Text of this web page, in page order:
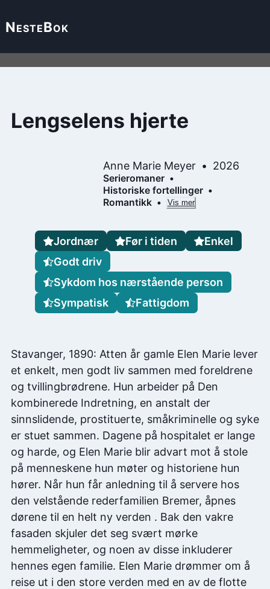
NesteBok
Lengselens hjerte
Anne Marie Meyer 2026
Serieromaner
Historiske fortellinger
Romantikk
Vis mer
Stavanger, 1890: Atten år gamle Elen Marie lever
et enkelt, men godt liv sammen med foreldrene
og tvillingbrødrene. Hun arbeider på Den
kombinerede Indretning, en anstalt der
sinnslidende, prostituerte, småkriminelle og syke
er stuet sammen. Dagene på hospitalet er lange
og harde, og Elen Marie blir advart mot å stole
på menneskene hun møter og historiene hun
hører. Når hun får anledning til å servere hos
den velstående rederfamilien Bremer, åpnes
dørene til en helt ny verden . Bak den vakre
fasaden skjuler det seg svært mørke
hemmeligheter, og noen av disse inkluderer
hennes egen familie. Elen Marie drømmer om å
reise ut i den store verden med en av de flotte
Jordnær Før i tiden
Enkel
Godt driv
Sykdom hos nærstående person
Sympatisk
Fattigdom